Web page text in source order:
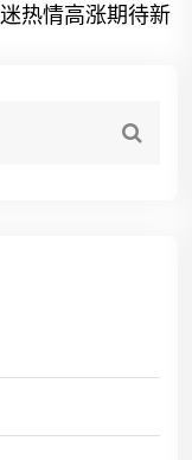
热情高涨期待新